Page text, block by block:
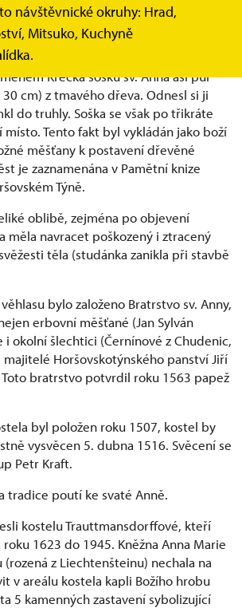
návštěvnické okruhy: Hrad,
Mitsuko, Kuchyně
na poli v místech dnešního kostela
Křečka sošku sv. Anna asi půl
cm) z tmavého dřeva. Odnesl si ji
do truhly. Soška se však po třikráte
místo. Tento fakt byl vykládán jako boží
měšťany k postavení dřevěné
je zaznamenána v Pamětní knize
Týně.
oblibě, zejména po objevení
měla navracet poškozený i ztracený
těla (studánka zanikla při stavbě
bylo založeno Bratrstvo sv. Anny,
erbovní měšťané (Jan Sylván
i okolní šlechtici (Černínové z Chudenic,
majitelé Horšovskotýnského panství Jiří
Toto bratrstvo potvrdil roku 1563 papež
byl položen roku 1507, kostel by
vysvěcen 5. dubna 1516. Svěcení se
Petr Kraft.
tradice poutí ke svaté Anně.
kostelu Trauttmansdorffové, kteří
1623 do 1945. Kněžna Anna Marie
z Liechtenšteinu) nechala na
v areálu kostela kapli Božího hrobu
5 kamenných zastavení sybolizující